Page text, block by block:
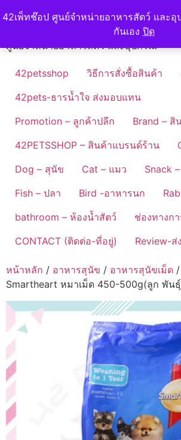
42เพ็ทช๊อป ศูนย์จำหน่ายอาหารสัตว์ และอุ
กันเอง ปิด
to42petshop
ศูนย์จำหน่ายอาหารสัตว์ และอุปกรณ์
42petsshop วิธีการสั่งซื้อสินค้า
42pets-ธารน้ำใจ ส่งมอบแทน
Promotion – ลูกค้าปลีก
Brand – สิ
42PETSSHOP – สินค้าแบรนด์ร้าน
Dog – สุนัข
Cat – แมว
Snack
Fish – ปลา
Bird -อาหารนก
bathroom – ห้องน้ำสัตว์
ช่องทางก
CONTACT (ติดต่อ-ที่อยู่)
Review-ส่
หน้าหลัก / อาหารสุนัข / อาหารสุนัขเม็ด
Smartheart หมาเม็ด 450-500g(ลูก พัน